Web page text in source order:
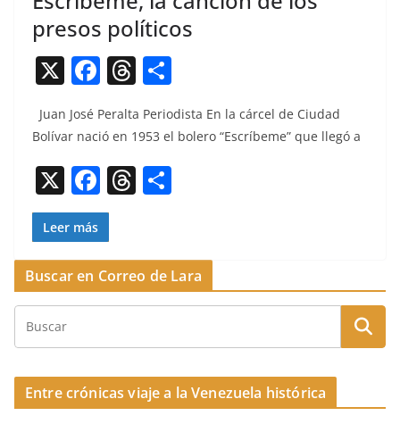
presos políticos
X F
c
e
b
o
o
k
T
re
a
d
o
m
Juan José Per­al­ta Peri­odista En la cár­cel de Ciu­dad
Bolí­var nació en 1953 el bolero “Escríbe­me” que llegó a
X F
a
c
e
b
o
k
T
a
d
p
ar
Leer más
Buscar en Correo de Lara
Entre crónicas viaje a la Venezuela histórica